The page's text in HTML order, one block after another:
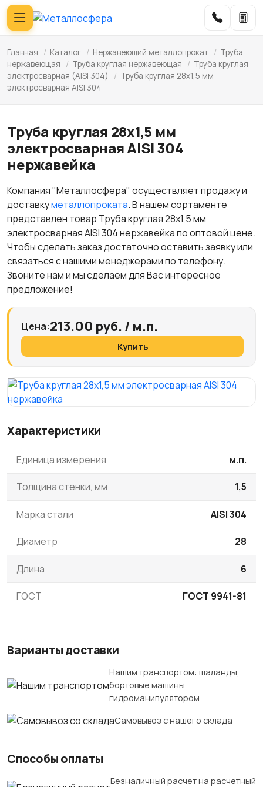
Главная / Каталог / Нержавеющий металлопрокат / Труба
нержавеющая
/ Труба круглая нержавеющая / Труба круглая
электросварная (AISI 304)
/ Труба круглая 28х1,5 мм
электросварная AISI 304
Труба круглая 28х1,5 мм
электросварная AISI 304
нержавейка
Компания "Металлосфера" осуществляет продажу и
доставкуметаллопроката. В нашем сортаменте
представлен товар Труба круглая 28х1,5 мм
электросварная AISI 304 нержавейка по оптовой цене.
Чтобы сделать заказ достаточно оставить заявку или
связаться с нашими менеджерами по телефону.
Звоните нам и мы сделаем для Вас интересное
предложение!
Цена:213.00 руб. / м.п.
Купить
Характеристики
Единица измерения м.п.
Толщина стенки, мм 1,5
Марка стали AISI 304
Диаметр 28
Длина 6
ГОСТ ГОСТ 9941-81
Варианты доставки
Нашим транспортом: шаланды,
бортовые машины
гидроманипулятором
Самовывоз с нашего склада
Способы оплаты
Безналичный расчет на расчетный